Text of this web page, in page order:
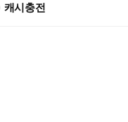
캐시충전